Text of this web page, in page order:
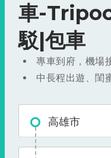
車-
駁|包車
專車到府，機場
中長程出遊、閨
高雄市